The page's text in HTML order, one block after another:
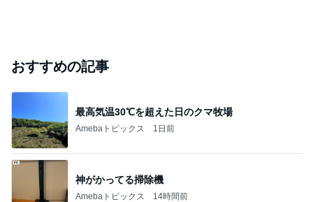
おすすめの記事
最高気温30℃を超えた日のクマ牧場
Amebaトピックス 1日前
神がかってる掃除機
Amebaトピックス 14時間前